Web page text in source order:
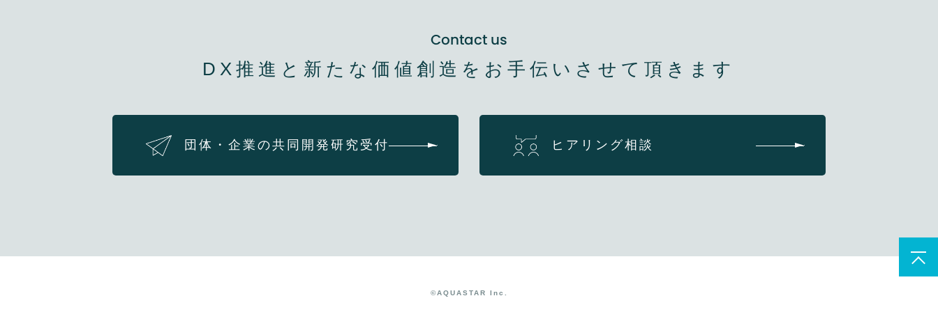
Contact us
DX推進と新たな価値創造を お手伝いさせて頂きます
団体・企業の共同開発研究受付 ヒアリング相談
©AQUASTAR Inc.